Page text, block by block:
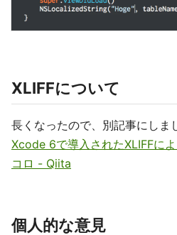
XLIFFについて
長くなったので、別記事にしま
Xcode 6で導入されたXLIFFに
コロ - Qiita
個人的な意見